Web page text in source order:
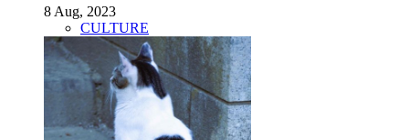
8 Aug, 2023
CULTURE